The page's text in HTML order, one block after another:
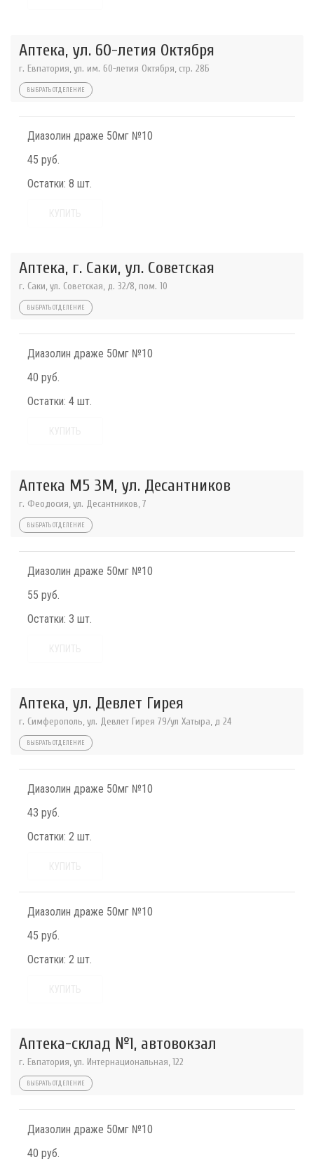
Аптека, ул. 60-летия Октября
г. Евпатория, ул. им. 60-летия Октября, стр. 28Б
ВЫБРАТЬ ОТДЕЛЕНИЕ
Диазолин драже 50мг №10
45 руб.
Остатки: 8 шт.
Аптека, г. Саки, ул. Советская
г. Саки, ул. Советская, д. 32/8, пом. 10
ВЫБРАТЬ ОТДЕЛЕНИЕ
Диазолин драже 50мг №10
40 руб.
Остатки: 4 шт.
Аптека М5 3М, ул. Десантников
г. Феодосия, ул. Десантников, 7
ВЫБРАТЬ ОТДЕЛЕНИЕ
Диазолин драже 50мг №10
55 руб.
Остатки: 3 шт.
Аптека, ул. Девлет Гирея
г. Симферополь, ул. Девлет Гирея 79/ул Хатыра, д 24
ВЫБРАТЬ ОТДЕЛЕНИЕ
Диазолин драже 50мг №10
43 руб.
Остатки: 2 шт.
Диазолин драже 50мг №10
45 руб.
Остатки: 2 шт.
Аптека-склад №1, автовокзал
г. Евпатория, ул. Интернациональная, 122
ВЫБРАТЬ ОТДЕЛЕНИЕ
Диазолин драже 50мг №10
40 руб.